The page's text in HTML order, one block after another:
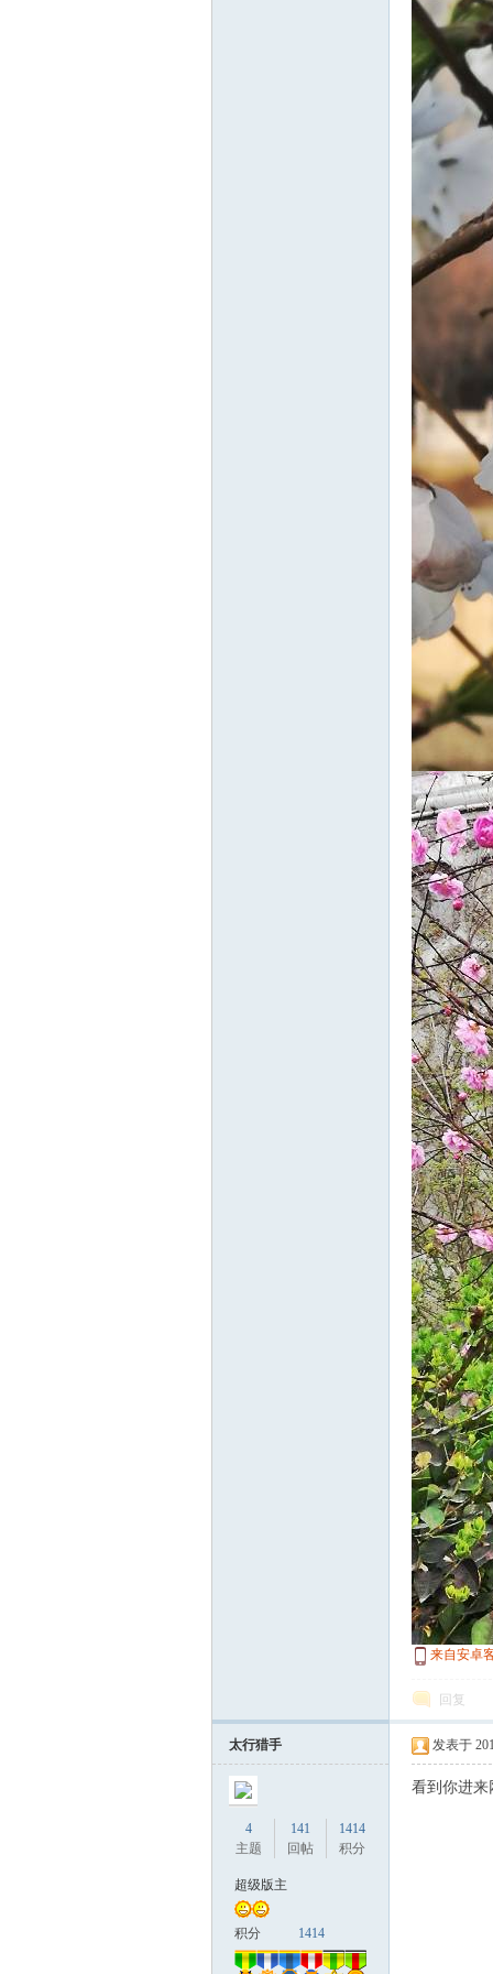
来自安卓
回复
太行猎手
4
主题
141
回帖
1414
积分
超级版主
积分 1414
发表于
看到你进来